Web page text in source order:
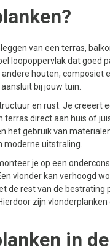
van een terras,
loopoppervlak dat goed
houten, composiet
bij jouw tuin.
en rust. Je creëert
direct aan huis of
het gebruik van
moderne uitstraling.
je op een
vlonder kan verhoogd
de rest van de
zijn
in